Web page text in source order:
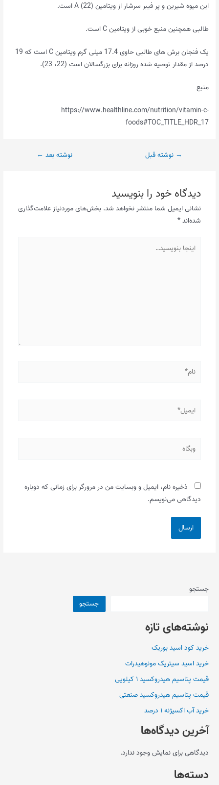
این میوه شیرین و پر فیبر سرشار از ویتامین A (22) است.
طالبی همچنین منبع خوبی از ویتامین C است.
یک فنجان برش های طالبی حاوی 17.4 میلی گرم ویتامین C است که 19
درصد از مقدار توصیه شده روزانه برای بزرگسالان است (22، 23).
منبع
https://www.healthline.com/nutrition/vitamin-c-
foods#TOC_TITLE_HDR_17
پیمایش
→ نوشته قبل نوشته بعد ←
دیدگاه‌ خود را بنویسید
نشانی ایمیل شما منتشر نخواهد شد. بخش‌های موردنیاز علامت‌گذاری
شده‌اند*
بنویسید…
وبگاه
ذخیره نام، ایمیل و وبسایت من در مرورگر برای زمانی که دوباره
دیدگاهی می‌نویسم.
جستجو
جستجو
نوشته‌های تازه
خرید کود اسید بوریک
خرید اسید سیتریک مونوهیدرات
قیمت پتاسیم هیدروکسید ۱ کیلویی
قیمت پتاسیم هیدروکسید صنعتی
خرید آب اکسیژنه ۱ درصد
آخرین دیدگاه‌ها
دیدگاهی برای نمایش وجود ندارد.
دسته‌ها